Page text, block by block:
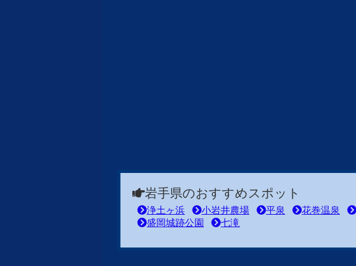
岩手県のおすすめスポット
浄土ヶ浜 小岩井農場 平泉 花巻温泉
盛岡城跡公園
七滝